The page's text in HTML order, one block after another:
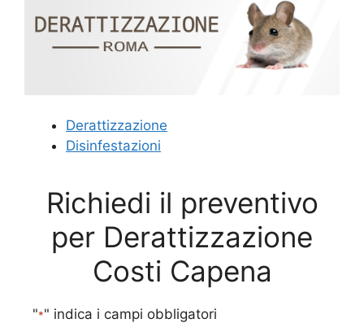
Derattizzazione
Disinfestazioni
Richiedi il preventivo
per Derattizzazione
Costi Capena
"*" indica i campi obbligatori